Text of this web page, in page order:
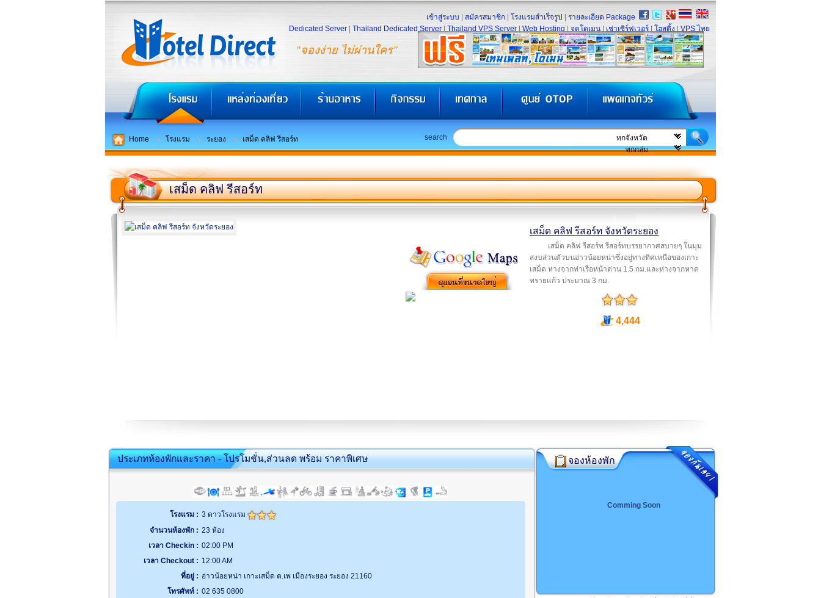
"จองง่าย ไม่ผ่านใคร"
เข้าสู่ระบบ สมัครสมาชิก โรงแรมสำเร็จรูป
รายละเอียด Package
Dedicated Server
Thailand Dedicated Server Thailand VPS Server Web Hosting จดโดเมน เช่าเซิร์ฟเวอร์ โฮสติ้ง VPS ไทย
Home โรงแรม ระยอง เสม็ด คลิฟ รีสอร์ท search
เสม็ด คลิฟ รีสอร์ท
เสม็ด คลิฟ รีสอร์ท จังหวัดระยอง
เสม็ด คลิฟ รีสอร์ท รีสอร์ทบรรยากาศสบายๆ ในมุม
สงบส่วนตัวบนอ่าวน้อยหน่าซึ่งอยู่ทางทิศเหนือของเกาะ
เสม็ด ห่างจากท่าเรือหน้าด่าน 1.5 กม.และห่างจากหาด
ทรายแก้ว ประมาณ 3 กม.
4,444
ประเภทห้องพักและราคา - โปรโมชั่น,ส่วนลด พร้อม ราคาพิเศษ
โรงแรม : 3 ดาวโรงแรม
จำนวนห้องพัก : 23 ห้อง
เวลา Checkin : 02:00 PM
เวลา Checkout : 12:00 AM
ที่อยู่ : อ่าวน้อยหน่า เกาะเสม็ด ต.เพ เมืองระยอง ระยอง 21160
โทรศัพท์ : 02 635 0800
จองห้องพัก
Comming Soon